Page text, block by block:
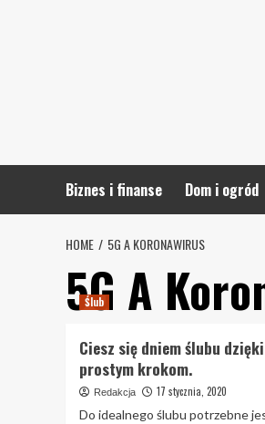
Biznes i finanse Dom i ogród
HOME 5G A KORONAWIRUS
5G A
Ślub
Ciesz się dniem ślubu
prostym krokom.
Redakcja 17 stycznia, 2020
Do idealnego ślubu potrzebne